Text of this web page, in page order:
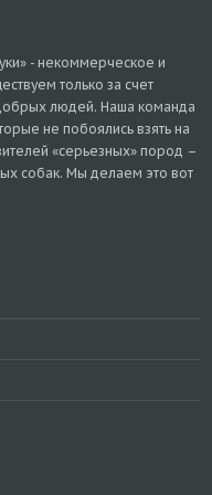
- некоммерческое и
только за счет
людей. Наша команда
не побоялись взять на
«серьезных» пород –
собак. Мы делаем это вот